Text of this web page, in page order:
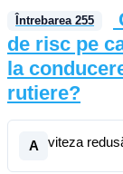
Întrebarea 255
de risc pe
la
rutiere?
A viteza